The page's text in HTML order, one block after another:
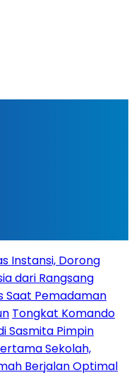
Instansi, Dorong
dari Rangsang
Saat Pemadaman
Tongkat Komando
Sasmita Pimpin
Sekolah,
Berjalan Optimal